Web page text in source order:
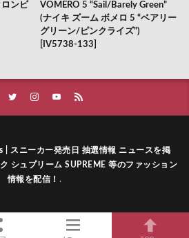
ンビ
VOMERO 5 “Sail/Barely Green”
(ナイキ ズーム ボメロ 5 “ベアリー
グリーン/ピンクライズ”)
[IV5738-133]
| スニーカー発売日 抽選情報 ニュースを掲
シュプリーム SUPREME 等のファッション
情報を配信！ .